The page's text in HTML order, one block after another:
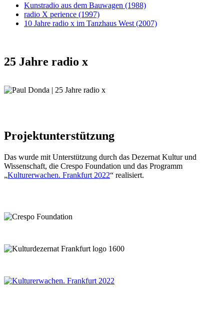
Kunstradio aus dem Bauwagen (1988)
radio X perience (1997)
10 Jahre radio x im Tanzhaus West (2007)
25 Jahre radio x
Projektunterstützung
Das wurde mit Unterstützung durch das Dezernat Kultur und
Wissenschaft, die Crespo Foundation und das Programm
„Kulturerwachen. Frankfurt 2022“ realisiert.